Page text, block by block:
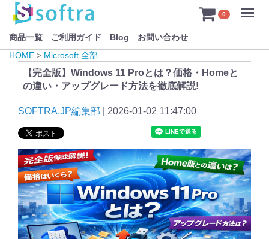
商品一覧 ご利用ガイド Blog お問い合わせ
0
HOME > Microsoft 全部
【完全版】Windows 11 Proとは？価格・Homeと
の違い・アップグレード方法を徹底解説!
SOFTRA.JP編集部 2026-01-02 11:47:00